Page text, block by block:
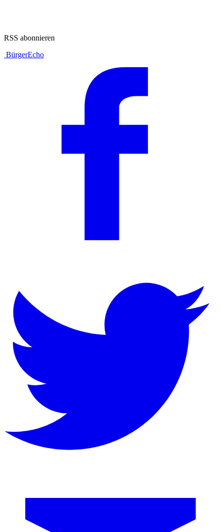
RSS abonnieren
BürgerEcho